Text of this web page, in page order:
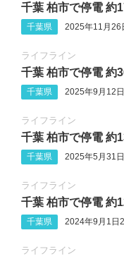
千葉 柏市で停電 約
千葉県 2025年11月26
ライフライン
千葉 柏市で停電 約
千葉県 2025年9月12
ライフライン
千葉 柏市で停電 約
千葉県 2025年5月31
ライフライン
千葉 柏市で停電 約
千葉県 2024年9月1日
ライフライン